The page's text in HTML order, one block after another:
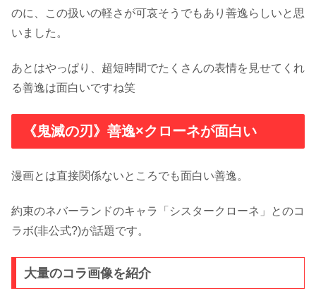
のに、この扱いの軽さが可哀そうでもあり善逸らしいと思
いました。
あとはやっぱり、超短時間でたくさんの表情を見せてくれ
る善逸は面白いですね笑
《鬼滅の刃》善逸×クローネが面白い
漫画とは直接関係ないところでも面白い善逸。
約束のネバーランドのキャラ「シスタークローネ」とのコ
ラボ(非公式?)が話題です。
大量のコラ画像を紹介